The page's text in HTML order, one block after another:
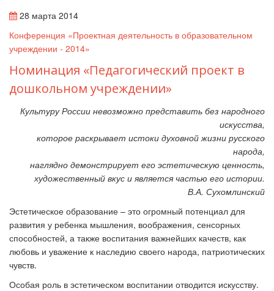
28 марта 2014
Конференция «Проектная деятельность в образовательном
учреждении - 2014»
Номинация «Педагогический проект в
дошкольном учреждении»
Культуру России невозможно представить без народного
искусства,
которое раскрывает истоки духовной жизни русского
народа,
наглядно демонстрирует его эстетическую ценность,
художественный вкус и является частью его истории.
В.А. Сухомлинский
Эстетическое образование – это огромный потенциал для
развития у ребенка мышления, воображения, сенсорных
способностей, а также воспитания важнейших качеств, как
любовь и уважение к наследию своего народа, патриотических
чувств.
Особая роль в эстетическом воспитании отводится искусству.